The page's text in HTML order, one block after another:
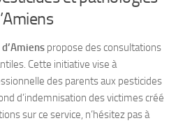
d’Amiens propose des consultations
Cette initiative vise à
des parents aux pesticides
d’indemnisation des victimes créé
sur ce service, n’hésitez pas à